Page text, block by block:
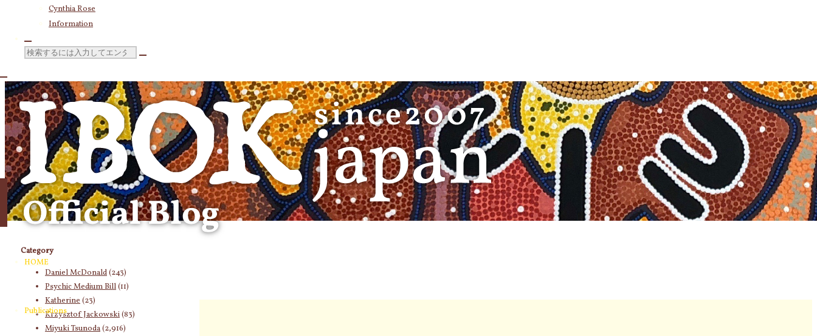
Cynthia Rose
Information
検
対
象:
HOME
Publications
Category
Daniel McDonald(243)
Psychic Medium Bill(11)
Katherine(23)
Krzysztof Jackowski(83)
Miyuki Tsunoda(2,916)